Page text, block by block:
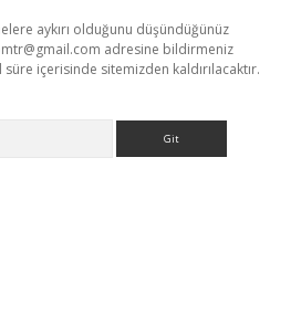
aykırı olduğunu düşündüğünüz
adresine bildirmeniz
içerisinde sitemizden kaldırılacaktır.